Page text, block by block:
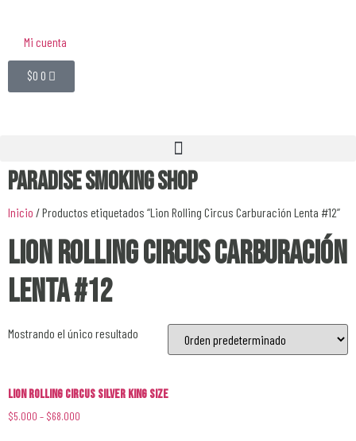
Mi cuenta
$0 0
Paradise Smoking Shop
Inicio / Productos etiquetados “Lion Rolling Circus Carburación Lenta #12”
Lion Rolling Circus Carburación
Lenta #12
Mostrando el único resultado
Lion Rolling Circus Silver King Size
$5.000 – $68.000